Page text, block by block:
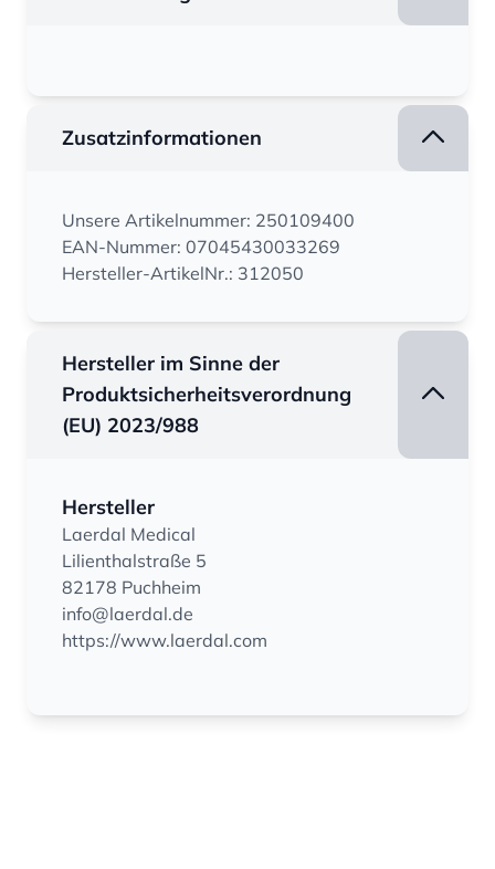
Zusatzinformationen
Unsere Artikelnummer: 250109400
EAN-Nummer: 07045430033269
Hersteller-ArtikelNr.: 312050
Hersteller im Sinne der
Produktsicherheitsverordnung
(EU) 2023/988
Hersteller
Laerdal Medical
Lilienthalstraße 5
82178 Puchheim
info@laerdal.de
https://www.laerdal.com